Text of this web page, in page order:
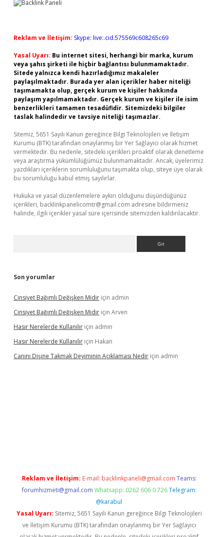
Reklam ve İletişim: Skype: live:.cid.575569c608265c69
Yasal Uyarı: Bu internet sitesi, herhangi bir marka, kurum
veya şahıs şirketi ile hiçbir bağlantısı bulunmamaktadır.
Sitede yalnızca kendi hazırladığımız makaleler
paylaşılmaktadır. Burada yer alan içerikler haber niteliği
taşımamakta olup, gerçek kurum ve kişiler hakkında
paylaşım yapılmamaktadır. Gerçek kurum ve kişiler ile isim
benzerlikleri tamamen tesadüfidir. Sitemizdeki bilgiler
taslak halindedir ve tavsiye niteliği taşımazlar.
Sitemiz, 5651 Sayılı Kanun gereğince Bilgi Teknolojileri ve İletişim
Kurumu (BTK) tarafından onaylanmış bir Yer Sağlayıcı olarak hizmet
vermektedir. Bu nedenle, sitedeki içerikleri proaktif olarak denetleme
veya araştırma yükümlülüğümüz bulunmamaktadır. Ancak, üyelerimiz
yazdıkları içeriklerin sorumluluğunu taşımakta olup, siteye üye olarak
bu sorumluluğu kabul etmiş sayılırlar.
Hukuka ve yasal düzenlemelere aykırı olduğunu düşündüğünüz
içerikleri, backlinkpanelicomtr@gmail.com adresine bildirmeniz
halinde, ilgili içerikler yasal süre içerisinde sitemizden kaldırılacaktır.
Son yorumlar
Cinsiyet Bağımlı Değişken Midir için admin
Cinsiyet Bağımlı Değişken Midir için Arven
Hasır Nerelerde Kullanılır için admin
Hasır Nerelerde Kullanılır için Hakan
Canını Dişine Takmak Deyiminin Açıklaması Nedir için admin
Reklam ve İletişim: E-mail: backlinkpaneli@gmail.com Teams:
forumhizmeti@gmail.com Whatsapp: 0262 606 0 726 Telegram:
@karabul
Yasal Uyarı: Sitemiz, 5651 Sayılı Kanun gereğince Bilgi Teknolojileri
ve İletişim Kurumu (BTK) tarafından onaylanmış bir Yer Sağlayıcı